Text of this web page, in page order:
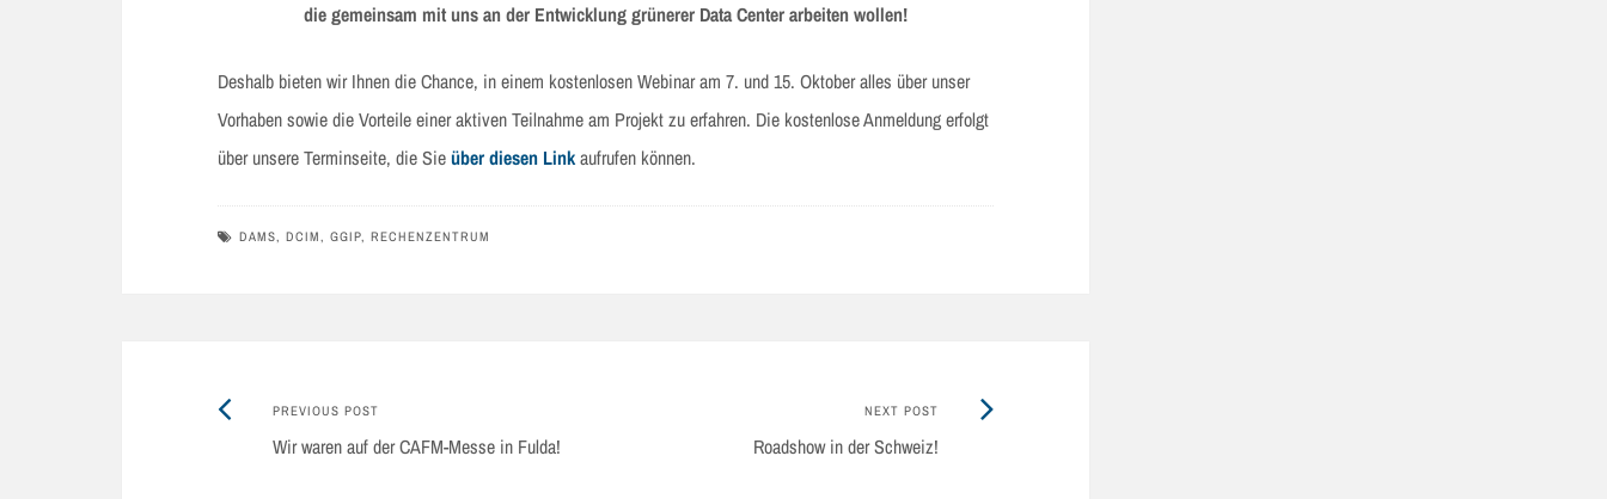
die gemeinsam mit uns an der Entwicklung grünerer Data Center arbeiten wollen!
Deshalb bieten wir Ihnen die Chance, in einem kostenlosen Webinar am 7. und 15. Oktober alles über unser
Vorhaben sowie die Vorteile einer aktiven Teilnahme am Projekt zu erfahren. Die kostenlose Anmeldung erfolgt
über unsere Terminseite, die Sieüber diesen Linkaufrufen können.
DAMS, DCIM , GGIP, RECHENZENTRUM
PostPREVIOUS POSTPrevious
post:
Wir waren auf der CAFM-Messe in Fulda!
NEXT POST
Roadshow in der Schweiz!
Next